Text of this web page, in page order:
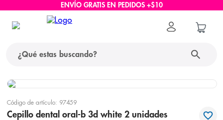
ENVÍO GRATIS EN PEDIDOS +$10
Código de artículo: 97459
Cepillo dental oral-b 3d white 2 unidades
términos más buscados
1. protector solar